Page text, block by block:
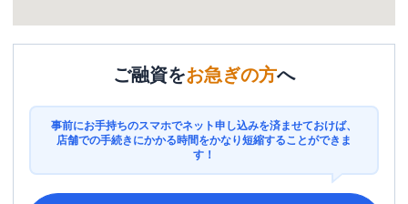
ご融資をお急ぎの方へ
事前にお手持ちのスマホでネット申し込みを済ませておけば、
店舗での手続きにかかる時間をかなり短縮することができま
す！